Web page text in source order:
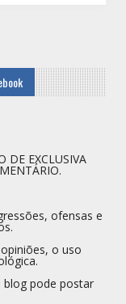
DE EXCLUSIVA
ofensas e
o uso
blog pode postar